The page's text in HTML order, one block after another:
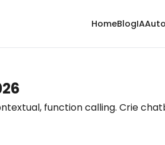
HomeBlogIA
function calling. Crie